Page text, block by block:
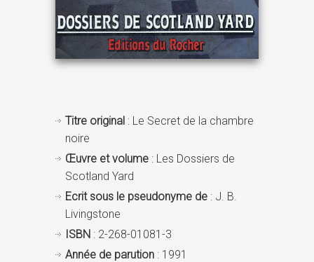
Titre original : Le Secret de la chambre
noire
Œuvre et volume : Les Dossiers de
Scotland Yard
Ecrit sous le pseudonyme de : J. B.
Livingstone
ISBN : 2-268-01081-3
Année de parution : 1991